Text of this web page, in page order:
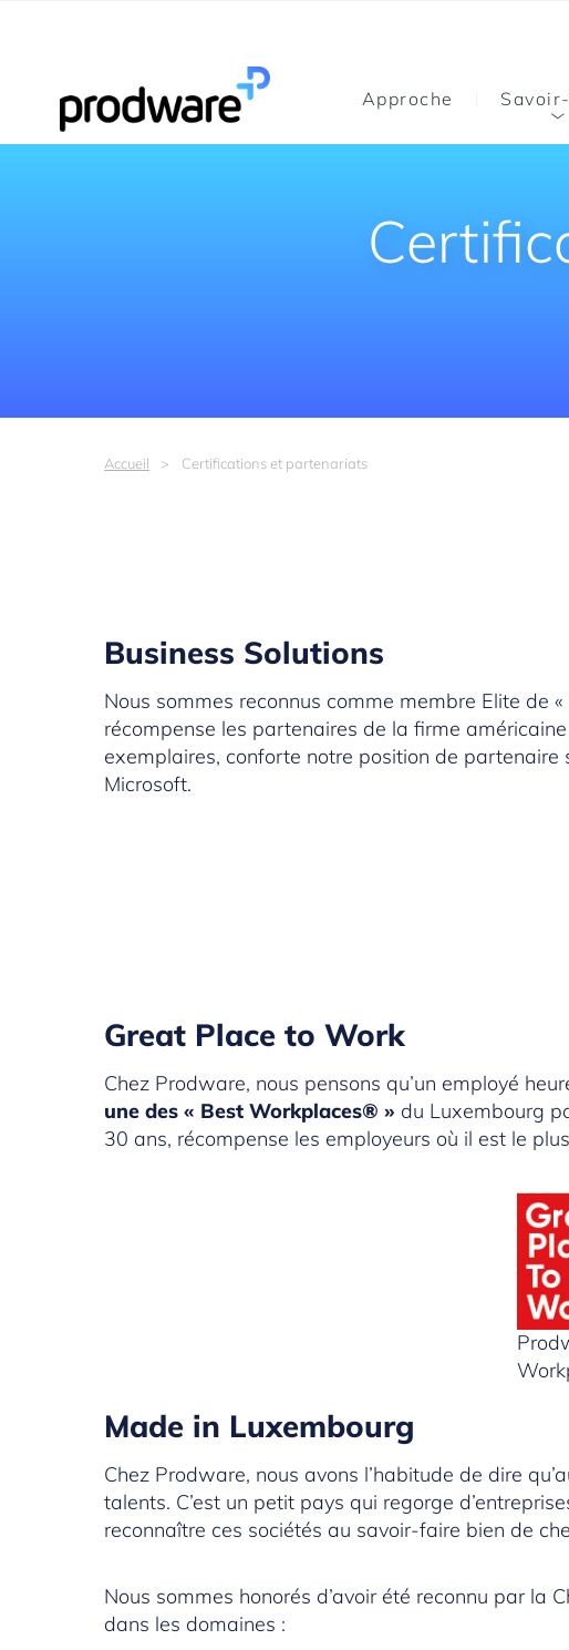
Approche
Accueil Certifications et partenariats
Business Solutions
Nous sommes reconnus comme membre Elite de
récompense les partenaires de la firme
exemplaires, conforte notre position de
Microsoft.
Great Place to Work
Chez Prodware, nous pensons qu’un employé
une des « Best Workplaces® » du Luxembourg
30 ans, récompense les employeurs où il est le
Made in Luxembourg
Chez Prodware, nous avons l’habitude de dire
talents. C’est un petit pays qui regorge
reconnaître ces sociétés au savoir-faire bien de
Nous sommes honorés d’avoir été reconnu par
dans les domaines :